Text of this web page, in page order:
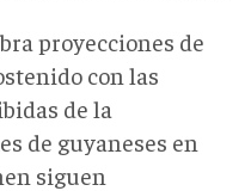
proyecciones de
con las
de la
de guyaneses en
siguen